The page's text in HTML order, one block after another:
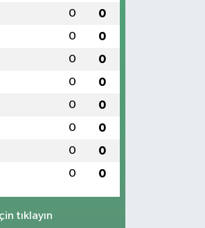
0 0
0 0
0 0
0 0
0 0
0 0
0 0
0 0
tıklayın